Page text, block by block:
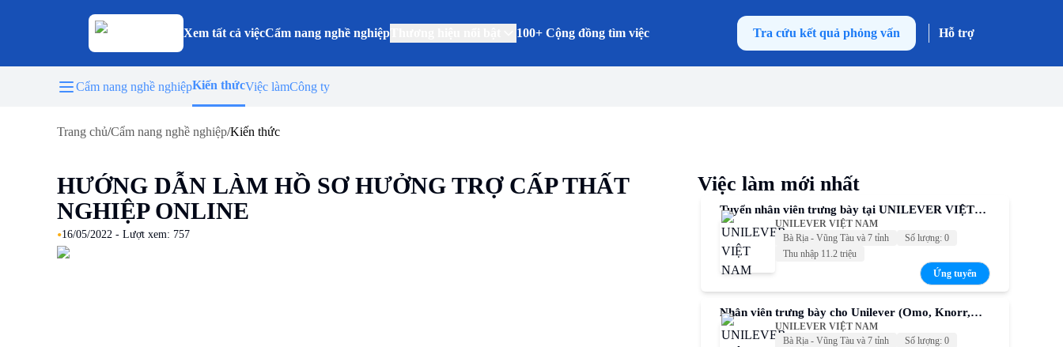
Xem tất cả việcCẩm nang nghề nghiệp 100+ Cộng đồng tìm việc Tra cứu kết quả phỏng vấn Hỗ trợ
Cẩm nang nghề nghiệpKiến thứcViệc làmCông ty
Trang chủ/Cẩm nang nghề nghiệp/Kiến thức
HƯỚNG DẪN LÀM HỒ SƠ HƯỞNG TRỢ CẤP THẤT
NGHIỆP ONLINE
•16/05/2022 - Lượt xem: 757
Việc làm mới nhất
Tuyển nhân viên trưng bày tại UNILEVER VIỆT
NAM – Thu nhập cạnh tranh
UNILEVER VIỆT NAM
Bà Rịa - Vũng Tàu và 7 tỉnh
Số lượng: 0
Thu nhập 11.2 triệu
Ứng tuyển
Nhân viên trưng bày cho Unilever (Omo, Knorr,
Comfort, Sunsilk, P/S,...)
UNILEVER VIỆT NAM
Bà Rịa - Vũng Tàu và 7 tỉnh
Số lượng: 0